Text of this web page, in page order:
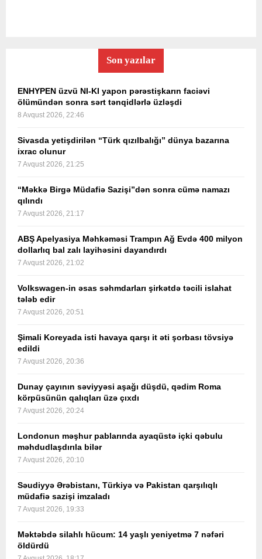
Son yazılar
ENHYPEN üzvü NI-KI yapon pərəstişkarın faciəvi
ölümündən sonra sərt tənqidlərlə üzləşdi
8 Avqust 2026, 22:46
Sivasda yetişdirilən “Türk qızılbalığı” dünya bazarına
ixrac olunur
7 Avqust 2026, 21:25
“Məkkə Birgə Müdafiə Sazişi”dən sonra cümə namazı
qılındı
7 Avqust 2026, 21:17
ABŞ Apelyasiya Məhkəməsi Trampın Ağ Evdə 400 milyon
dollarlıq bal zalı layihəsini dayandırdı
7 Avqust 2026, 21:02
Volkswagen-in əsas səhmdarları şirkətdə təcili islahat
tələb edir
7 Avqust 2026, 20:51
Şimali Koreyada isti havaya qarşı it əti şorbası tövsiyə
edildi
7 Avqust 2026, 20:36
Dunay çayının səviyyəsi aşağı düşdü, qədim Roma
körpüsünün qalıqları üzə çıxdı
7 Avqust 2026, 20:24
Londonun məşhur pablarında ayaqüstə içki qəbulu
məhdudlaşdırıla bilər
7 Avqust 2026, 20:10
Səudiyyə Ərəbistanı, Türkiyə və Pakistan qarşılıqlı
müdafiə sazişi imzaladı
7 Avqust 2026, 19:33
Məktəbdə silahlı hücum: 14 yaşlı yeniyetmə 7 nəfəri
öldürdü